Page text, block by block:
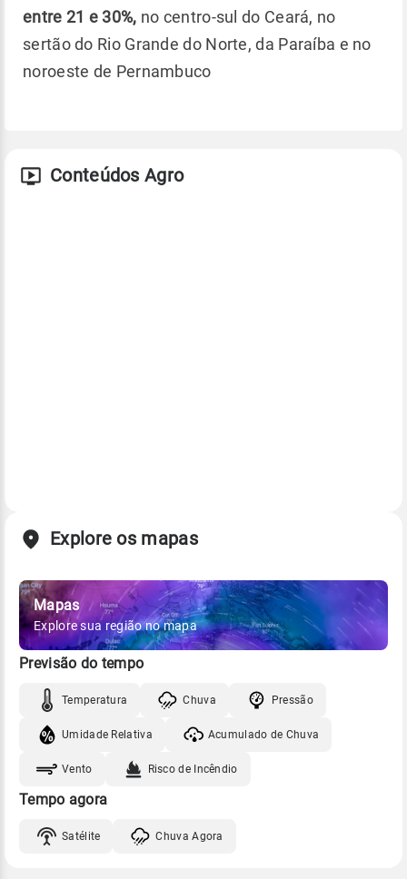
entre 21 e 30%, no centro-sul do Ceará, no
sertão do Rio Grande do Norte, da Paraíba e no
noroeste de Pernambuco
Conteúdos Agro
Explore os mapas
Mapas
Explore sua região no mapa
Previsão do tempo
Temperatura Chuva Pressão
Umidade Relativa Acumulado de Chuva
Vento Risco de Incêndio
Tempo agora
Satélite Chuva Agora